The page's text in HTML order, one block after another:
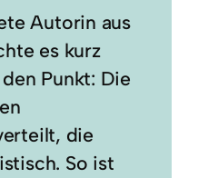
Autorin aus
es kurz
Punkt: Die
die
So ist